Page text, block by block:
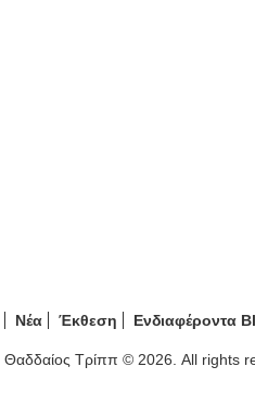
Νέα Έκθεση Ενδιαφέροντα
Θαδδαίος Τρίππ © 2026. All rights